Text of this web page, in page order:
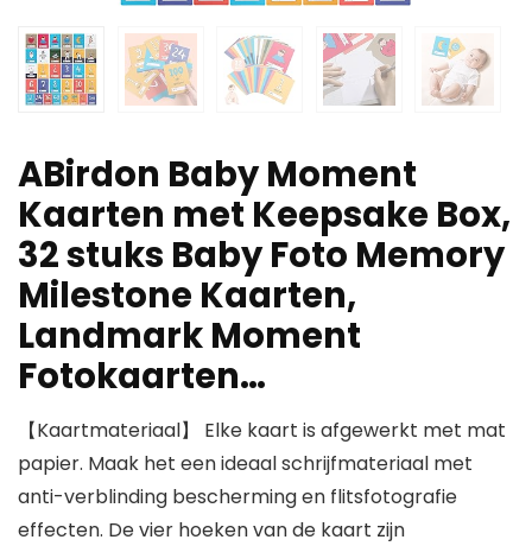
ABirdon Baby Moment
Kaarten met Keepsake Box,
32 stuks Baby Foto Memory
Milestone Kaarten,
Landmark Moment
Fotokaarten…
【Kaartmateriaal】 Elke kaart is afgewerkt met mat
papier. Maak het een ideaal schrijfmateriaal met
anti-verblinding bescherming en flitsfotografie
effecten. De vier hoeken van de kaart zijn